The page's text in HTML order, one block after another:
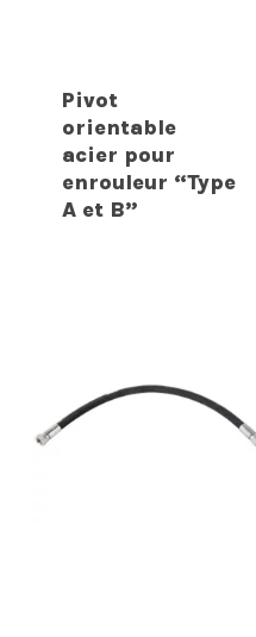
Pivot
orientable
acier pour
enrouleur “Type
A et B”